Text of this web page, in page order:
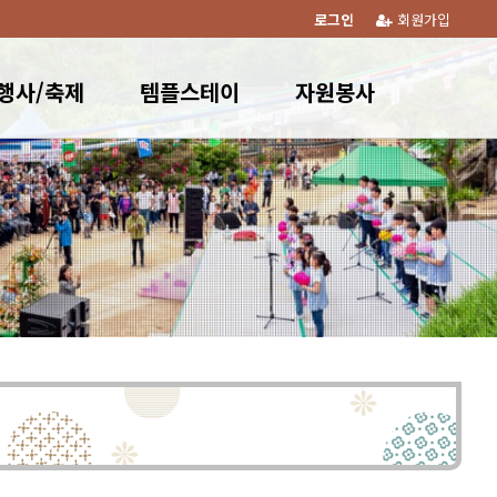
회원가입
로그인
사/축제 템플스테이 자원봉사